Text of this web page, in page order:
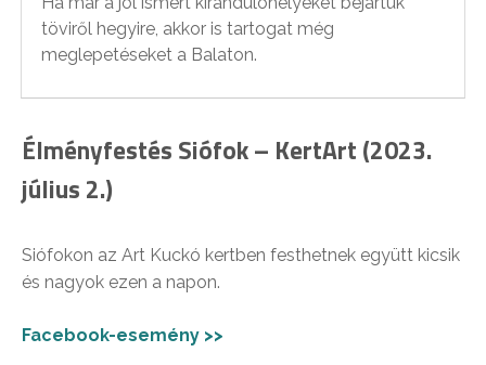
töviről hegyire, akkor is tartogat még
meglepetéseket a Balaton.
Élményfestés Siófok – KertArt (2023.
július 2.)
Siófokon az Art Kuckó kertben festhetnek együtt kicsik
és nagyok ezen a napon.
Facebook-esemény >>